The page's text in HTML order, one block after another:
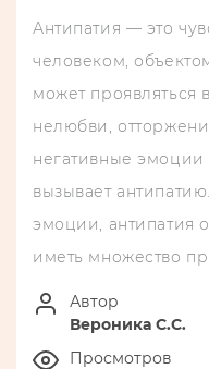
Антипатия — это
человеком,
может проявляться
нелюбви,
негативные эмоции
вызывает
эмоции, антипатия
иметь множество
Автор
Вероника С.С.
Просмотров